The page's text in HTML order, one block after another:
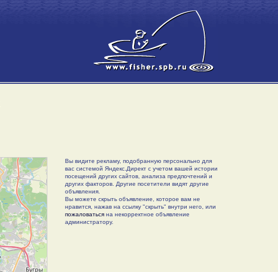
Вы видите рекламу, подобранную персонально для
вас системой Яндекс.Директ с учетом вашей истории
посещений других сайтов, анализа предпочтений и
других факторов. Другие посетители видят другие
объявления.
Вы можете скрыть объявление, которое вам не
нравится, нажав на ссылку "скрыть" внутри него, или
пожаловатьсяна некорректное объявление
администратору.